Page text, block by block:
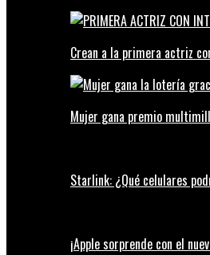
Crean a la primera actriz
Mujer gana premio
Starlink: ¿Qué celulares
¡Apple sorprende con el